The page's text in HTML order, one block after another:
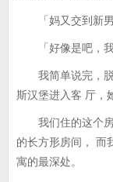
「妈又交到新男
「好像是吧，我
我简单说完，脱
斯汉堡进入客 厅，
我们住的这个房
的长方形房间， 而
寓的最深处。